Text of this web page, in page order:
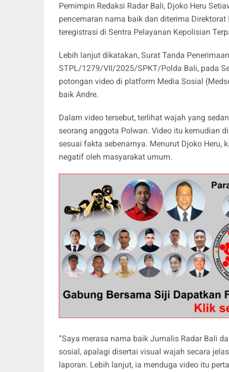
Pemimpin Redaksi Radar Bali, Djoko Heru
pencemaran nama baik dan diterima
teregistrasi di Sentra Pelayanan Kepolisian
Lebih lanjut dikatakan, Surat Tanda
STPL/1279/VII/2025/SPKT/Polda Bali, pada
potongan video di platform Media Sosial
baik Andre.
Dalam video tersebut, terlihat wajah yang
seorang anggota Polwan. Video itu kemudian
sesuai fakta sebenarnya. Menurut Djoko Heru,
negatif oleh masyarakat umum.
“Saya merasa nama baik Jurnalis Radar Bali
sosial, apalagi disertai visual wajah secara
laporan. Lebih lanjut, ia menduga video itu